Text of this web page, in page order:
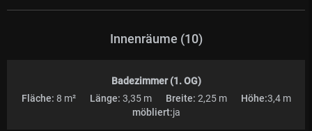
Innenräume (10)
Badezimmer (1. OG)
Fläche: 8 m² Länge: 3,35 m Breite: 2,25 m Höhe:3,4 m
möbliert:ja